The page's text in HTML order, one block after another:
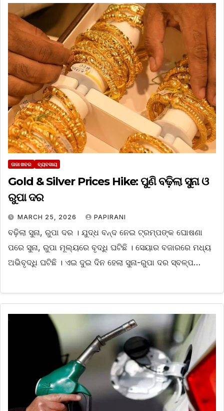
ତାଜା ଖବର ବ୍ୟବସାୟ
Gold & Silver Prices Hike: ପୁଣି ବଢ଼ିଲା ସୁନା ଓ
ରୁପା ଦର
MARCH 25, 2026 PAPIRANI
ବଢ଼ିଲା ସୁନା, ରୁପା ଦର । ଯୁଦ୍ଧ ବନ୍ଦ ନେଇ ଟ୍ରମ୍ପଙ୍କ ଘୋଷଣା
ପରେ ସୁନା, ରୁପା ମୂଲ୍ୟରେ ବୃଦ୍ଧି ଘଟିଛି । ସେୟାର ବଜାରରେ ମଧ୍ୟ
ଅଭିବୃଦ୍ଧି ଘଟିଛି । ଏଇ ଦୁଇ ଦିନ ହେଲା ସୁନା-ରୁପା ଦର ସ୍ବଳ୍ପ…